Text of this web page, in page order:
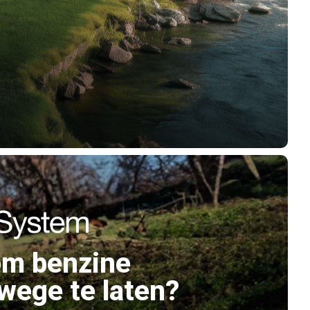
benzine
te laten?